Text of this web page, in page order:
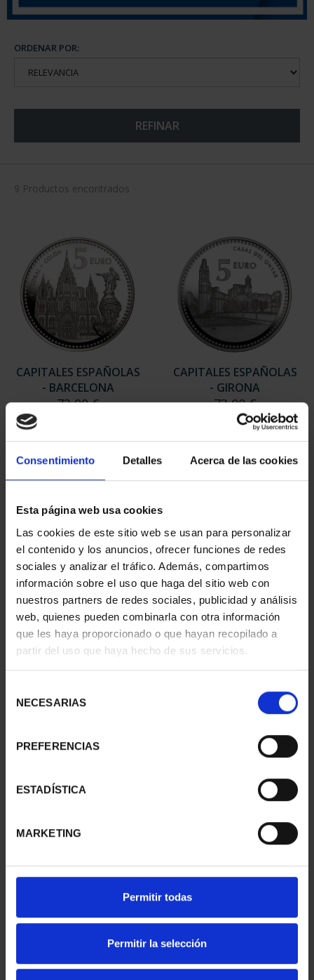
Consentimiento Detalles Acerca de las cookies
Esta página web usa cookies
Las cookies de este sitio web se usan para personalizar
el contenido y los anuncios, ofrecer funciones de redes
sociales y analizar el tráfico. Además, compartimos
información sobre el uso que haga del sitio web con
nuestros partners de redes sociales, publicidad y análisis
web, quienes pueden combinarla con otra información
que les haya proporcionado o que hayan recopilado a
partir del uso que haya hecho de sus servicios.
NECESARIAS
PREFERENCIAS
ESTADÍSTICA
MARKETING
Permitir todas
Permitir la selección
ORDENAR POR:
REFINAR
9 Productos encontrados
CAPITALES ESPAÑOLAS
- BARCELONA
73,00 €
CAPITALES ESPAÑOLAS
- GIRONA
73,00 €
CAPITALES ESPAÑOLAS
- LLEIDA
73,00 €
CAPITALES ESPAÑOLAS
- TARRAGONA
73,00 €
SUSCRIPCIÓN
949,00 €
Sólo para usuarios
registrados
SUSCRIPCIÓN
949,00 €
Sólo para usuarios
registrados